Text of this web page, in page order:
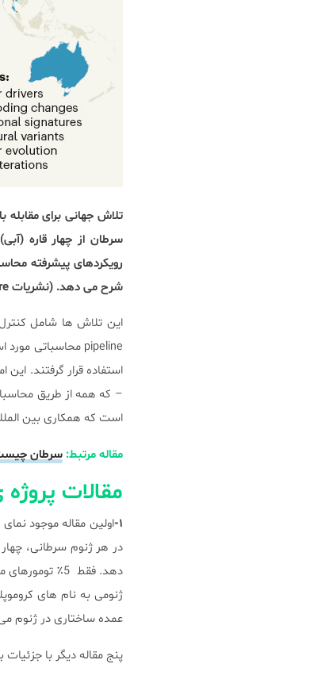
شرح می دهد. (نشریات Nature با توجه به ادعاهای مربوط به حوزه قضایی در نقشه های منتشر شده بی طرف هستند.)
این تلاش ها شامل
استفاده قرار گرفتند.
است که همکاری بین
مقاله مرتبط:سرطان
مقالات
۱- اولین مقاله موجود
دهد. فقط 5٪
عمده ساختاری در ژنوم
پنج مقاله دیگر با